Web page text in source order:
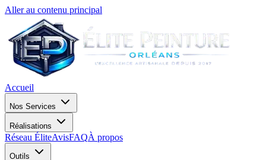
Aller au contenu principal
Accueil
Nos Services
Réalisations
Réseau ÉliteAvisFAQÀ propos
Outils